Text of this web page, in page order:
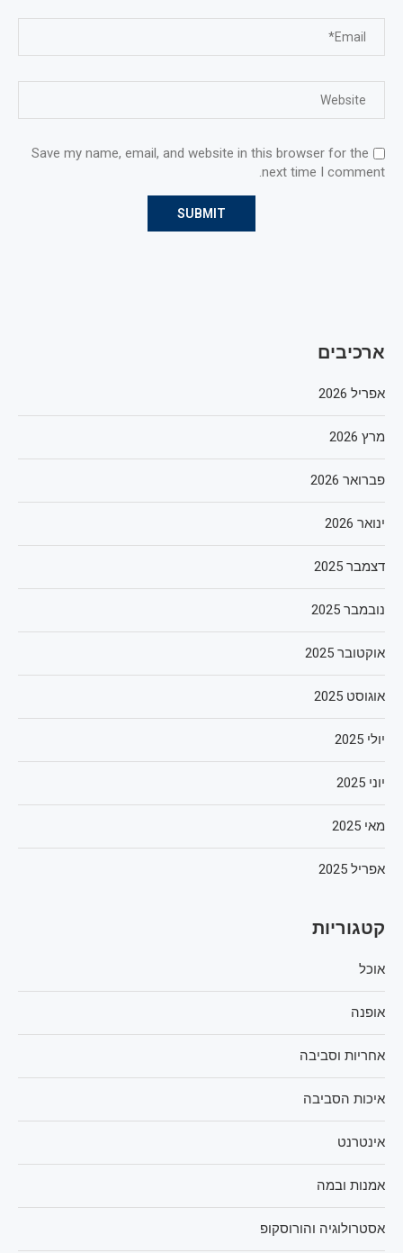
Save my name, email, and website in this browser for the
next time I comment.
ארכיבים
אפריל 2026
מרץ 2026
פברואר 2026
ינואר 2026
דצמבר 2025
נובמבר 2025
אוקטובר 2025
אוגוסט 2025
יולי 2025
יוני 2025
מאי 2025
אפריל 2025
קטגוריות
אוכל
אופנה
אחריות וסביבה
איכות הסביבה
אינטרנט
אמנות ובמה
אסטרולוגיה והורוסקופ